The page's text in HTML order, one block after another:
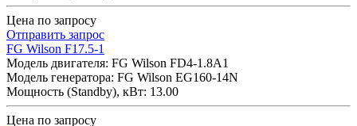
Цена по запросу
Отправить запрос
FG Wilson F17.5-1
Модель двигателя: FG Wilson FD4-1.8A1
Модель генератора: FG Wilson EG160-14N
Мощность (Standby), кВт: 13.00
Цена по запросу